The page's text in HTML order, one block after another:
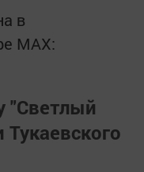
в
MАХ:
"Светлый